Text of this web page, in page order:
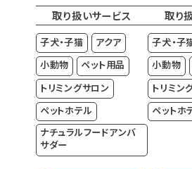
取り扱いサービス
子犬・子猫
アクア
小動物
ペット用品
トリミングサロン
ペットホテル
ナチュラルフードアンバ
サダー
取り
子犬・子
小動物
トリミン
ペットホ